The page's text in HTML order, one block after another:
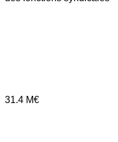
31.4 M€